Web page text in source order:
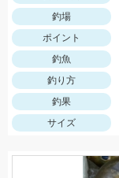
釣場
ポイント
釣魚
釣り方
釣果
サイズ